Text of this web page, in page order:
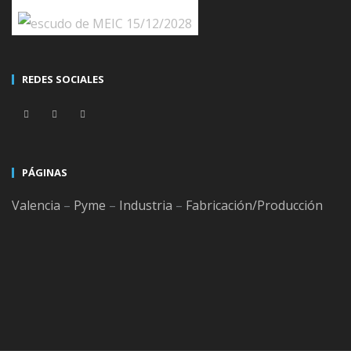
el primer contacto comercial pasando por la creación de
presupuestos o proformas, gestión de pedidos,
facturación y explotación de toda la información
estadística generada. El ciclo de venta enlaza con la
Desde el cliente, mediante un simple clic, accederás a
REDES SOCIALES
PÁGINAS
Valencia – Pyme – Industria – Fabricación/Producción